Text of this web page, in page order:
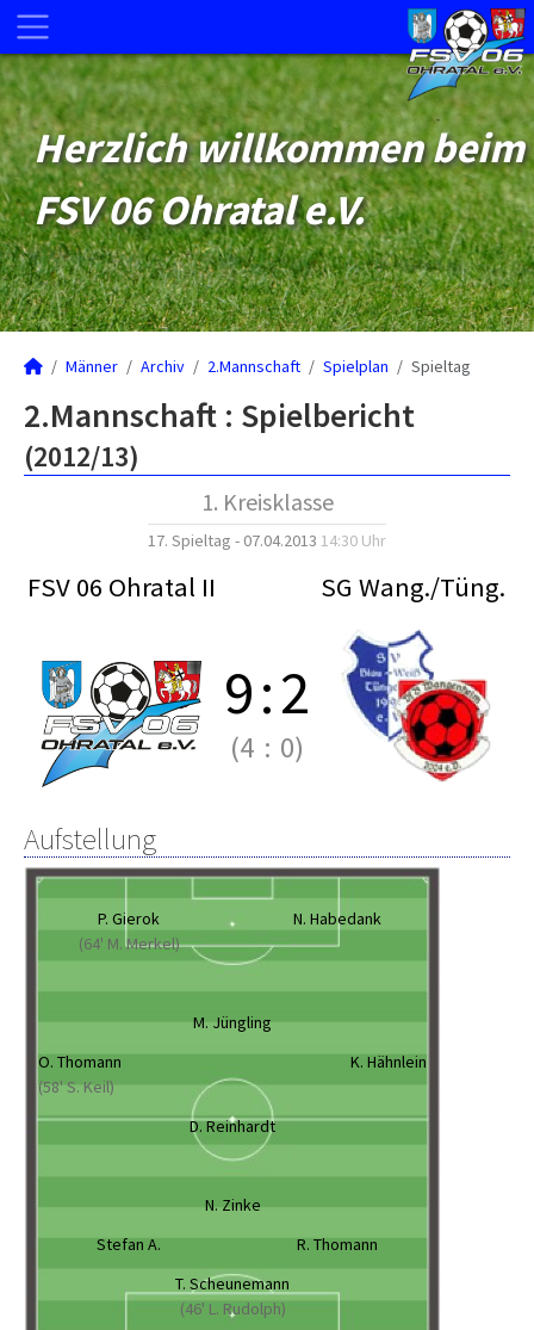
Herzlich willkommen beim
FSV 06 Ohratal e.V.
Männer Archiv 2.Mannschaft Spielplan Spieltag
2.Mannschaft : Spielbericht
(2012/13)
1. Kreisklasse
17. Spieltag - 07.04.2013 14:30 Uhr
FSV 06 Ohratal II SG Wang./Tüng.
9:2
(4 : 0)
Aufstellung
P. Gierok
(64' M. Merkel)
N. Habedank
M. Jüngling
O. Thomann
(58' S. Keil)
K. Hähnlein
D. Reinhardt
N. Zinke
Stefan A.
R. Thomann
T. Scheunemann
(46' L. Rudolph)